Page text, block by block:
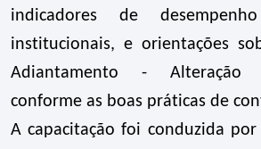
indicadores de
institucionais, e orientações
Adiantamento - Alteração
conforme as boas práticas de
A capacitação foi conduzida por